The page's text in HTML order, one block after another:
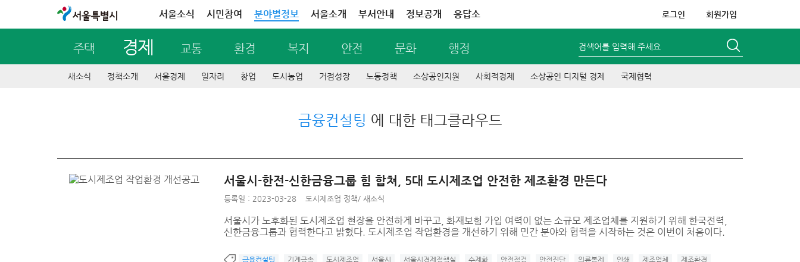
서울특별시 서울소식 시민참여 분야별정보 서울소개 부서안내 정보공개 응답소 로그인 회원가입
주택 경제 교통 환경 복지 안전 문화 행정 검색어를 입력해 주세요
새소식 정책소개 서울경제 일자리 창업 도시농업 거점성장 노동정책 소상공인지원 사회적경제 소상공인 디지털 경제 국제협력
금융컨설팅 에 대한 태그클라우드
서울시-한전-신한금융그룹 힘 합쳐, 5대 도시제조업 안전한 제조환경 만든다
등록일 : 2023-03-28 도시제조업 정책/ 새소식
서울시가 노후화된 도시제조업 현장을 안전하게 바꾸고, 화재보험 가입 여력이 없는 소규모 제조업체를 지원하기 위해 한국전력,
신한금융그룹과 협력한다고 밝혔다. 도시제조업 작업환경을 개선하기 위해 민간 분야와 협력을 시작하는 것은 이번이 처음이다.
금융컨설팅 기계금속 도시제조업 서울시 서울시경제정책실 수제화 안전점검 안전진단 의류봉제 인쇄 제조업체
제조환경